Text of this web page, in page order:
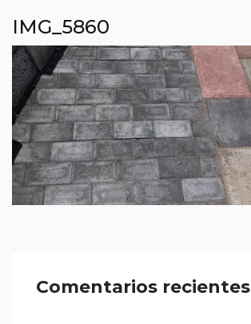
IMG_5860
Comentarios recientes